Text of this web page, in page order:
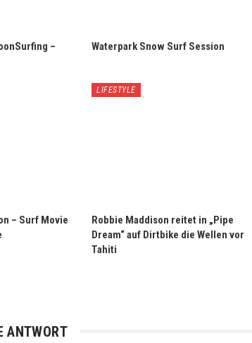
–
Waterpark Snow Surf Session
– Surf Movie
LIFESTYLE
Robbie Maddison reitet in „Pipe
Dream“ auf Dirtbike die Wellen vor
Tahiti
ANTWORT